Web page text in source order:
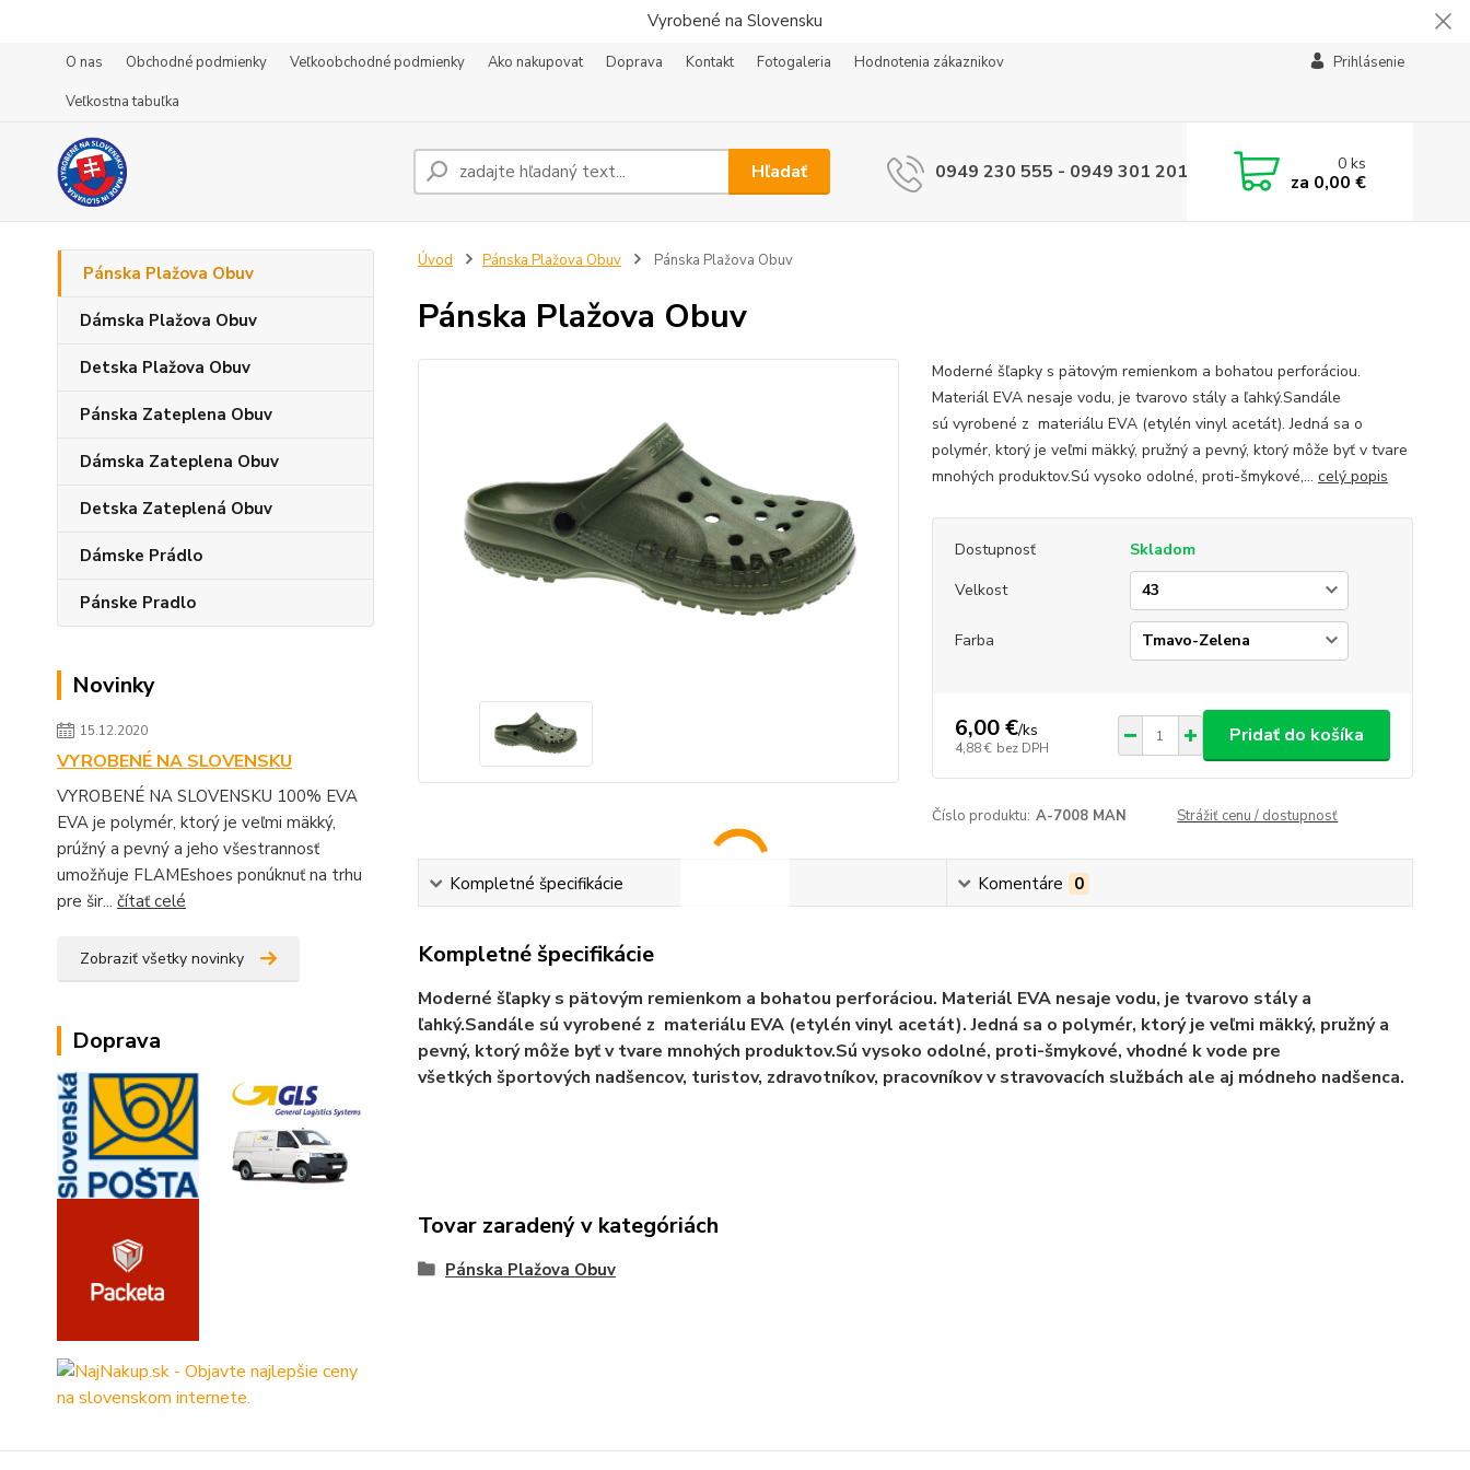
Vyrobené na Slovensku
O nas Obchodné podmienky Veľkoobchodné podmienky Ako nakupovat Doprava Kontakt Fotogaleria
Hodnotenia zákaznikov
Veľkostna tabuľka
Prihlásenie
Hľadať 0949 230 555 - 0949 301 201 0ks
za 0,00 €
Pánska Plažova Obuv
Dámska Plažova Obuv
Detska Plažova Obuv
Pánska Zateplena Obuv
Dámska Zateplena Obuv
Detska Zateplená Obuv
Dámske Prádlo
Pánske Pradlo
Novinky
15.12.2020
VYROBENÉ NA SLOVENSKU
VYROBENÉ NA SLOVENSKU 100% EVA
EVA je polymér, ktorý je veľmi mäkký,
prúžný a pevný a jeho všestrannosť
umožňuje FLAMEshoes ponúknuť na trhu
pre šir... čítať celé
Zobraziť všetky novinky
Doprava
Úvod Pánska Plažova Obuv Pánska Plažova Obuv
Pánska Plažova Obuv
Moderné šľapky s pätovým remienkom a bohatou perforáciou.
Materiál EVA nesaje vodu, je tvarovo stály a ľahký.Sandále
sú vyrobené z materiálu EVA (etylén vinyl acetát). Jedná sa o
polymér, ktorý je veľmi mäkký, pružný a pevný, ktorý môže byť v tvare
mnohých produktov.Sú vysoko odolné, proti-šmykové,... celý popis
Dostupnosť
Skladom
Velkost
Farba
6,00 €/ks
4,88 € bez DPH
Pridať do košíka
Číslo produktu: A-7008 MAN Strážiť cenu / dostupnosť
Kompletné špecifikácie Komentáre 0
Kompletné špecifikácie
Moderné šľapky s pätovým remienkom a bohatou perforáciou. Materiál EVA nesaje vodu, je tvarovo stály a
ľahký.Sandále sú vyrobené z materiálu EVA (etylén vinyl acetát). Jedná sa o polymér, ktorý je veľmi mäkký, pružný a
pevný, ktorý môže byť v tvare mnohých produktov.Sú vysoko odolné, proti-šmykové, vhodné k vode pre
všetkých športových nadšencov, turistov, zdravotníkov, pracovníkov v stravovacích službách ale aj módneho nadšenca.
Tovar zaradený v kategóriách
Pánska Plažova Obuv